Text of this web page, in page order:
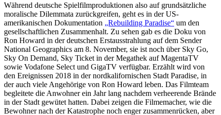
Während deutsche Spielfilmproduktionen also auf grundsätzliche
moralische Dilemmata zurückgreifen, geht es in der US-
amerikanischen Dokumentation „Rebuilding Paradise“ um den
gesellschaftlichen Zusammenhalt. Zu sehen gab es die Doku von
Ron Howard in der deutschen Erstausstrahlung auf dem Sender
National Geographics am 8. November, sie ist noch über Sky Go,
Sky On Demand, Sky Ticket in der Megathek auf MagentaTV
sowie Vodafone Select und GigaTV verfügbar. Erzählt wird von
den Ereignissen 2018 in der nordkalifornischen Stadt Paradise, in
der auch viele Angehörige von Ron Howard leben. Das Filmteam
begleitete die Anwohner ein Jahr lang nachdem verheerende Brände
in der Stadt gewütet hatten. Dabei zeigen die Filmemacher, wie die
Bewohner nach der Katastrophe noch enger zusammenrücken, aber